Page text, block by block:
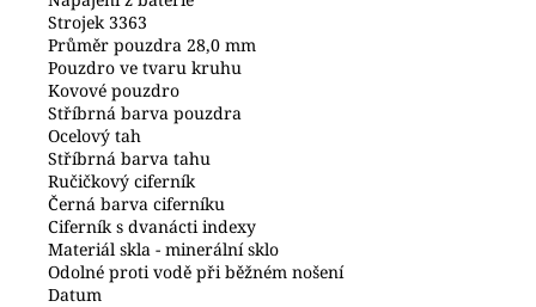
Strojek 3363
Průměr pouzdra 28,0 mm
Pouzdro ve tvaru kruhu
Kovové pouzdro
Stříbrná barva pouzdra
Ocelový tah
Stříbrná barva tahu
Ručičkový ciferník
Černá barva ciferníku
Ciferník s dvanácti indexy
Materiál skla - minerální sklo
Odolné proti vodě při běžném nošení
Datum
HODINKY
ORIENT
FKU00002D0
700
Kč